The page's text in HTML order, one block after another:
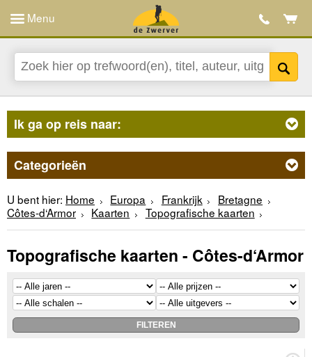
Menu
Ik ga op reis naar:
Categorieën
U bent hier: Home Europa Frankrijk
Bretagne
Côtes-d‘Armor
Kaarten Topografische kaarten
Topografische kaarten - Côtes-d‘Armor